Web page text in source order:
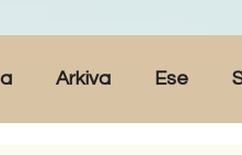
Arkiva Ese